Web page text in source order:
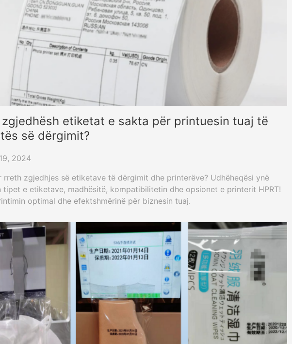
zgjedhësh etiketat e sakta për printuesin tuaj të
së dërgimit?
2024
rreth zgjedhjes së etiketave të dërgimit dhe printerëve? Udhëheqësi ynë
tipet e etiketave, madhësitë, kompatibilitetin dhe opsionet e printerit HPRT!
optimal dhe efektshmërinë për biznesin tuaj.